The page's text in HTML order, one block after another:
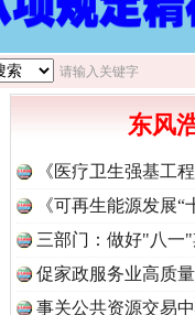
东风
《医疗卫生强基工
《可再生能源发展
三部门：做好"八一
促家政服务业高质
事关公共资源交易
“